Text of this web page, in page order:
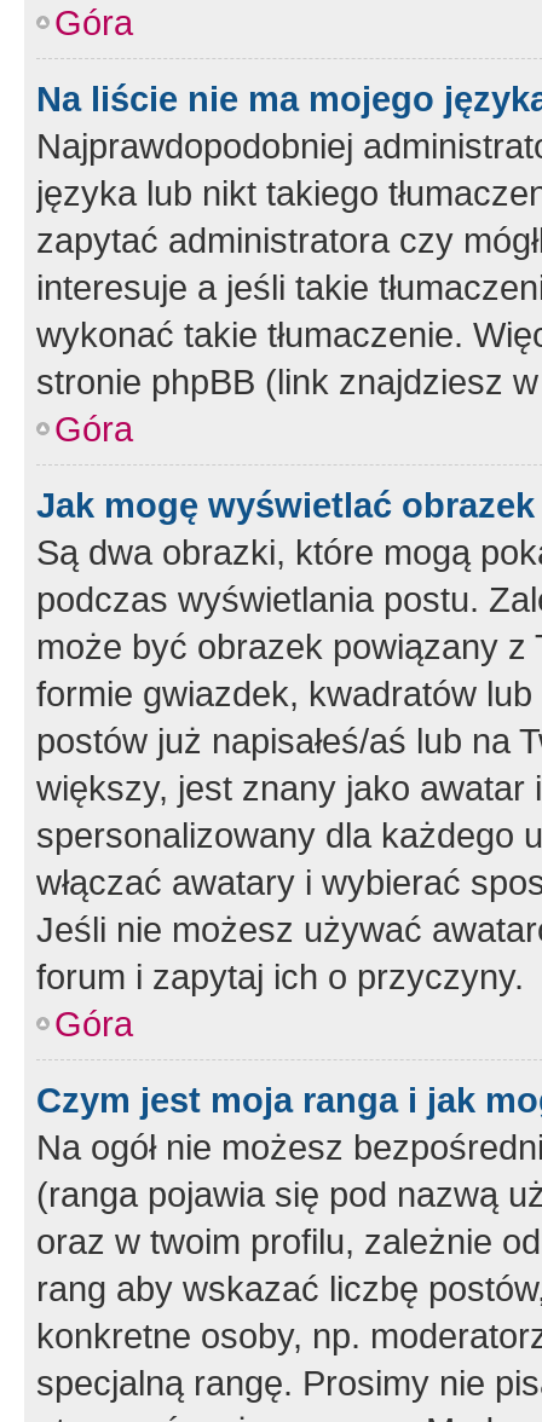
Góra
Na liście nie ma mojego
Najprawdopodobniej
języka lub nikt takiego
zapytać administratora czy
interesuje a jeśli takie
wykonać takie tłumaczenie.
stronie phpBB (link znajdziesz
Góra
Jak mogę wyświetlać
Są dwa obrazki, które mogą
podczas wyświetlania postu.
może być obrazek powiązany z
formie gwiazdek, kwadratów
postów już napisałeś/aś lub na
większy, jest znany jako
spersonalizowany dla każdego
włączać awatary i wybierać
Jeśli nie możesz używać
forum i zapytaj ich o przyczyny.
Góra
Czym jest moja ranga i jak
Na ogół nie możesz
(ranga pojawia się pod nazwą
oraz w twoim profilu, zależnie
rang aby wskazać liczbę
konkretne osoby, np.
specjalną rangę. Prosimy nie